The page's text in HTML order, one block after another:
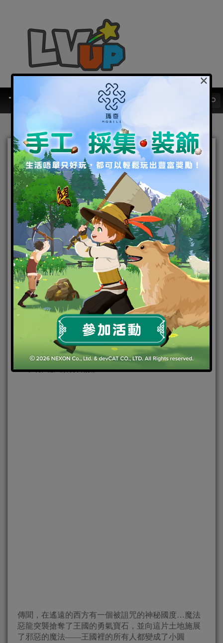
今夏最萌！休閒放置手遊
《圓臉騎士團》台港澳獨家
代理權公佈！
2019-08-08|Android,IOS,手機遊戲 焦點新聞
圓臉騎士
團
今日，2019年最可愛·最休閑·最護肝的輕策略放置手遊
《圓臉騎士團》正式宣佈由SpringGame獨家代理發
佈，並將於近期同步上市台港澳。如果你也喜愛輕鬆
愉快的放置玩法，就快快準備集結你的魔法騎士小圓
臉們，一起期待福利多多的事前登入活動吧！
『呆萌圓臉·激萌冒險』
傳聞，在遙遠的西方有一個被詛咒的神秘國度…魔法
惡龍突襲搶奪了王國的勇氣寶石，並向這片土地施展
了邪惡的魔法——王國裡的所有人都變成了小圓
×